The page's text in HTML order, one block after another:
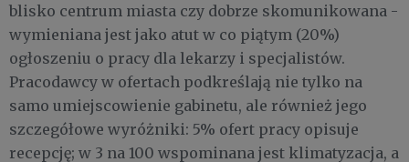
blisko centrum miasta czy dobrze skomunikowana -
wymieniana jest jako atut w co piątym (20%)
ogłoszeniu o pracy dla lekarzy i specjalistów.
Pracodawcy w ofertach podkreślają nie tylko na
samo umiejscowienie gabinetu, ale również jego
szczegółowe wyróżniki: 5% ofert pracy opisuje
recepcję; w 3 na 100 wspominana jest klimatyzacja, a